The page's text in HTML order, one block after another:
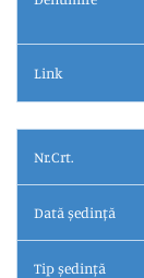
Link
Nr.Crt.
Dată ședință
Tip ședință